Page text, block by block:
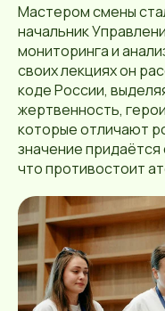
Мастером смены
начальник
мониторинга и
своих лекциях он
коде России,
жертвенность,
которые отличают
значение
что противостоит